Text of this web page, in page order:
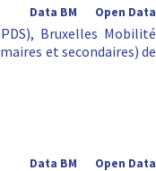
Open Data
Data BM
Bruxelles Mobilité
et secondaires) de
Open Data
Data BM